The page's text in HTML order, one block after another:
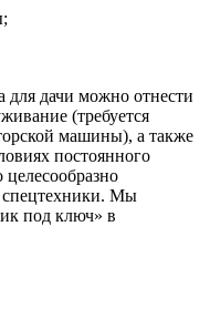
для дачи можно отнести
(требуется
машины), а также
постоянного
спецтехники. Мы
под ключ» в